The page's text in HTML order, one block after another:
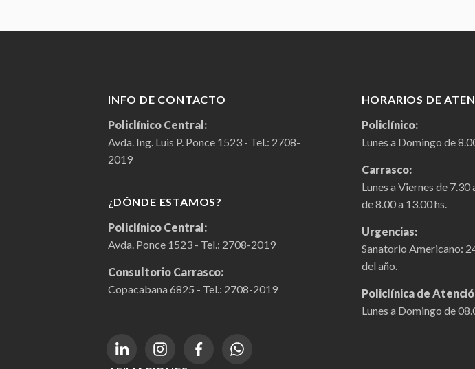
INFO DE CONTACTO
Policlínico Central:
Avda. Ing. Luis P. Ponce 1523 - Tel.: 2708-
2019
¿DÓNDE ESTAMOS?
Policlínico Central:
Avda. Ponce 1523 - Tel.: 2708-2019
Consultorio Carrasco:
Copacabana 6825 - Tel.: 2708-2019
HORARIOS DE
Policlínico:
Lunes a Domingo de
Carrasco:
Lunes a Viernes de 7.30
de 8.00 a 13.00 hs.
Urgencias:
Sanatorio Americano:
del año.
Policlínica de
Lunes a Domingo de